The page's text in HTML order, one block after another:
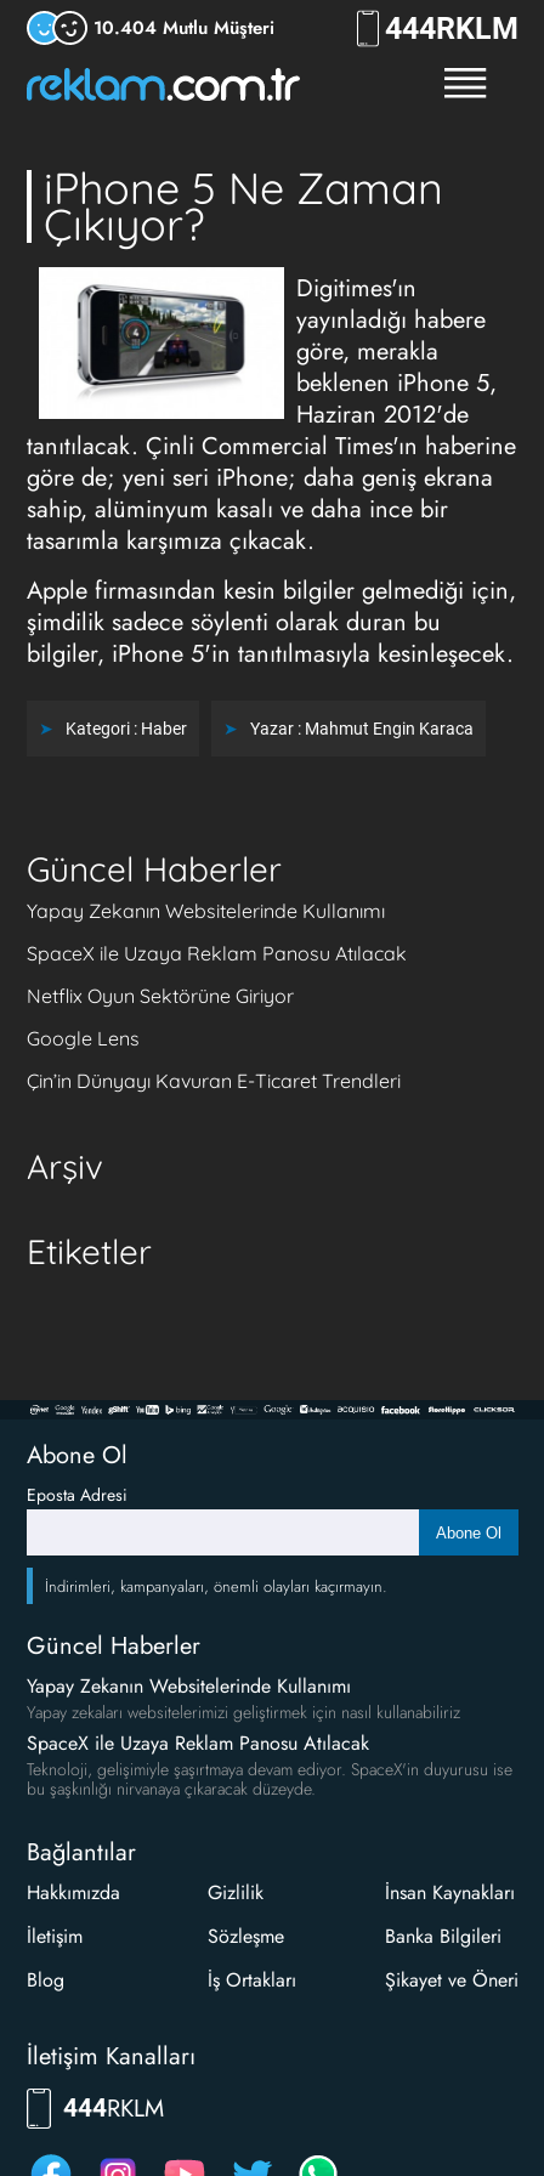
10.404 Mutlu Müşteri 444RKLM
iPhone 5 Ne Zaman
Çıkıyor?
Digitimes'ın
yayınladığı habere
göre, merakla
beklenen iPhone 5,
Haziran 2012'de
tanıtılacak. Çinli Commercial Times'ın haberine
göre de; yeni seri iPhone; daha geniş ekrana
sahip, alüminyum kasalı ve daha ince bir
tasarımla karşımıza çıkacak.
Apple firmasından kesin bilgiler gelmediği için,
şimdilik sadece söylenti olarak duran bu
bilgiler, iPhone 5'in tanıtılmasıyla kesinleşecek.
Kategori : Haber Yazar : Mahmut Engin Karaca
Güncel Haberler
Yapay Zekanın Websitelerinde Kullanımı
SpaceX ile Uzaya Reklam Panosu Atılacak
Netflix Oyun Sektörüne Giriyor
Google Lens
Çin’in Dünyayı Kavuran E-Ticaret Trendleri
Arşiv
Etiketler
Abone Ol
Eposta Adresi
Abone Ol
İndirimleri, kampanyaları, önemli olayları kaçırmayın.
Güncel Haberler
Yapay Zekanın Websitelerinde Kullanımı
Yapay zekaları websitelerimizi geliştirmek için nasıl kullanabiliriz
SpaceX ile Uzaya Reklam Panosu Atılacak
Teknoloji, gelişimiyle şaşırtmaya devam ediyor. SpaceX'in duyurusu ise
bu şaşkınlığı nirvanaya çıkaracak düzeyde.
Bağlantılar
Hakkımızda
İletişim
Blog
Gizlilik
Sözleşme
İş Ortakları
İnsan Kaynakları
Banka Bilgileri
Şikayet ve Öneri
İletişim Kanalları
444RKLM